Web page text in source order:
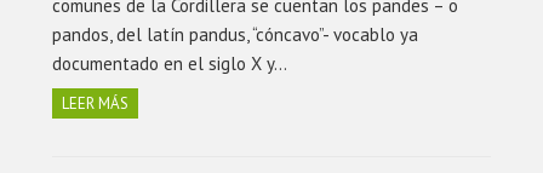
comunes de la Cordillera se cuentan los pandes – o
pandos, del latín pandus, “cóncavo”- vocablo ya
documentado en el siglo X y…
LEER MÁS